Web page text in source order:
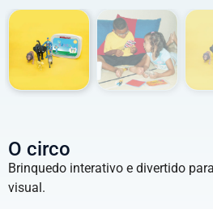
O circo
Brinquedo interativo e divertido
visual.